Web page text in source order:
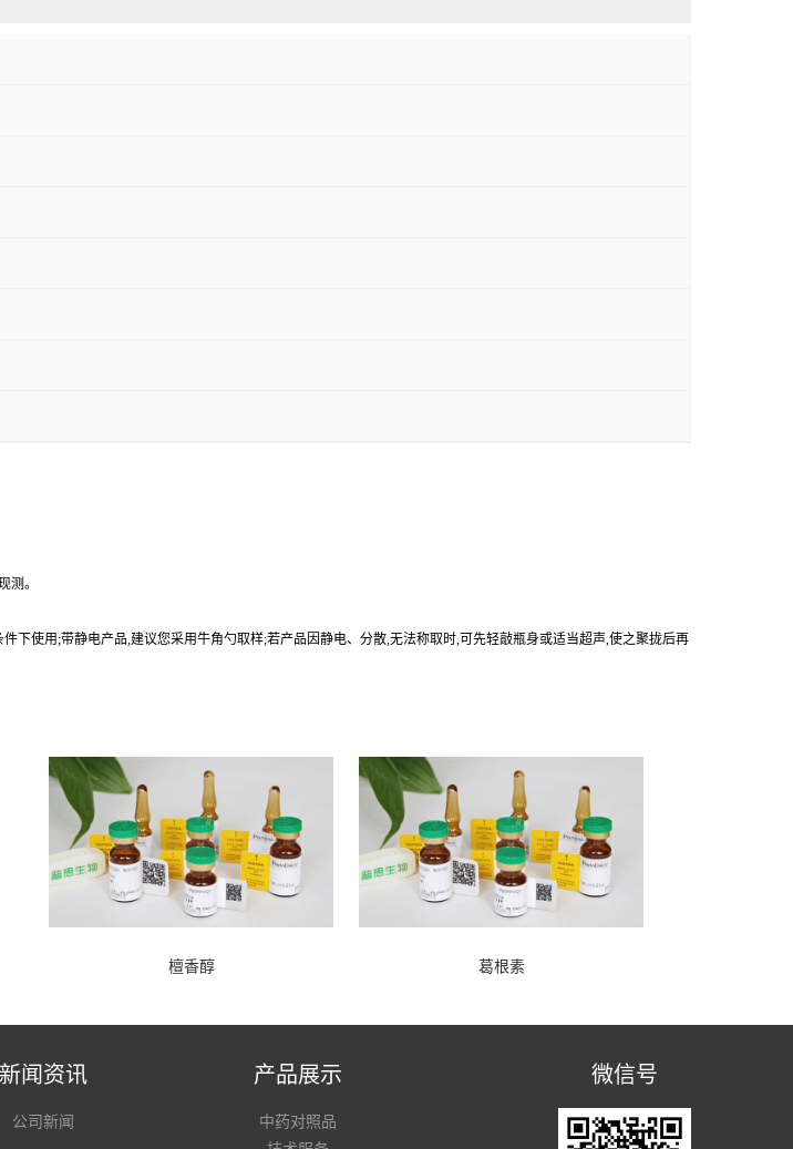
测。
下使用;带静电产品,建议您采用牛角勺取样;若产品因静电、分散,无法称取时,可先轻敲瓶身或适当超声,使之聚拢后再
檀香醇 葛根素
新闻资讯
公司新闻
产品展示
中药对照品
微信号